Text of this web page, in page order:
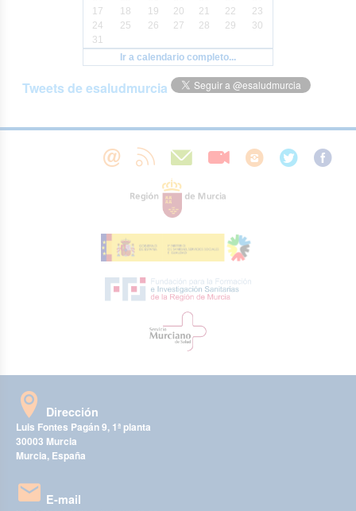
17
18 19 20 21 22
23
24
25 26 27 28 29
30
31
Ir a calendario completo...
Tweets de esaludmurcia
Dirección
Luis Fontes Pagán 9, 1ª planta
30003 Murcia
Murcia, España
E-mail